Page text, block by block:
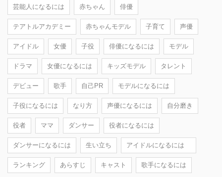
芸能人になるには 赤ちゃん 俳優
テアトルアカデミー 赤ちゃんモデル 子育て 声優
アイドル 女優 子役 俳優になるには モデル
ドラマ 女優になるには キッズモデル タレント
デビュー 歌手 自己PR モデルになるには
子役になるには なり方 声優になるには 自分磨き
役者 ママ ダンサー 役者になるには
ダンサーになるには 生い立ち アイドルになるには
ランキング あらすじ キャスト 歌手になるには